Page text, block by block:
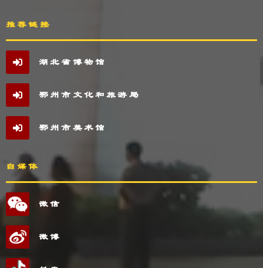
推荐链接
湖北省博物馆
鄂州市文化和旅游局
鄂州市美术馆
自媒体
微信
微博